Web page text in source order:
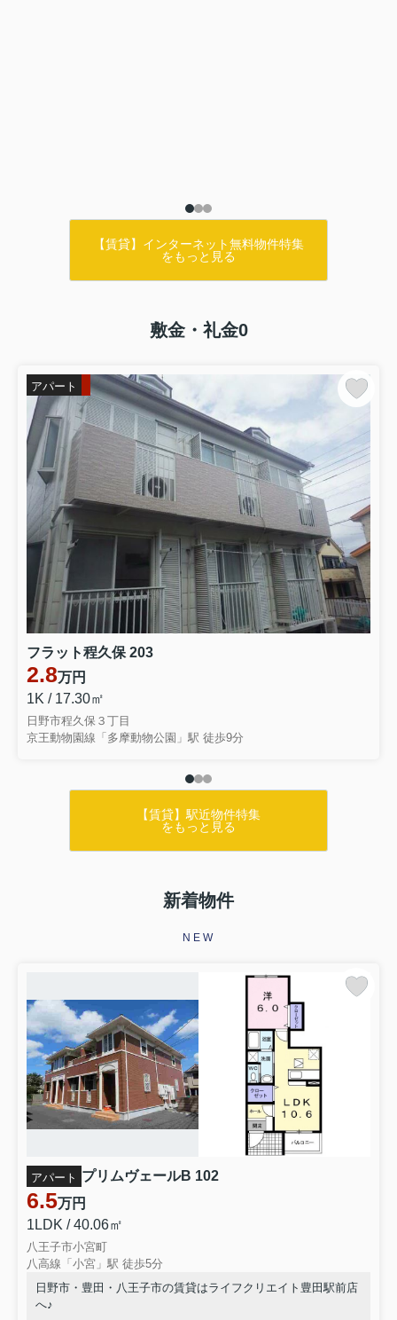
【賃貸】インターネット無料物件特集
をもっと見る
敷金・礼金0
アパート
フラット程久保 203
2.8万円
1K / 17.30㎡
日野市程久保３丁目
京王動物園線「多摩動物公園」駅 徒歩9分
【賃貸】駅近物件特集
をもっと見る
新着物件
NEW
アパート プリムヴェールB 102
6.5万円
1LDK / 40.06㎡
八王子市小宮町
八高線「小宮」駅 徒歩5分
日野市・豊田・八王子市の賃貸はライフクリエイト豊田駅前店
へ♪